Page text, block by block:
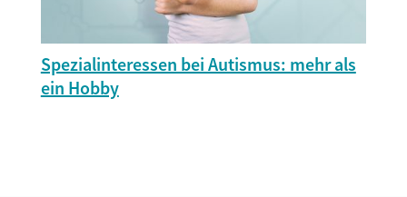
Spezialinteressen bei Autismus: mehr als
ein Hobby